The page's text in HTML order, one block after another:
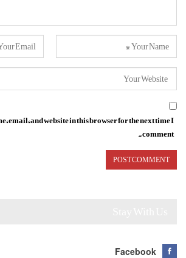
email, and website in this browser for the next time I
comment.
Facebook